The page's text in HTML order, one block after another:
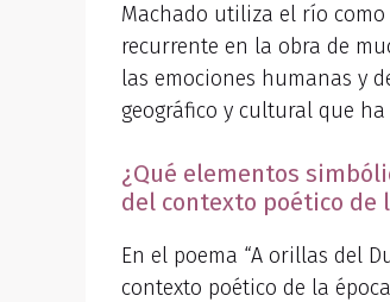
Machado utiliza el río
recurrente en la obra de
las emociones humanas y
geográfico y cultural que
¿Qué elementos
del contexto poético de
En el poema “A orillas del
contexto poético de la